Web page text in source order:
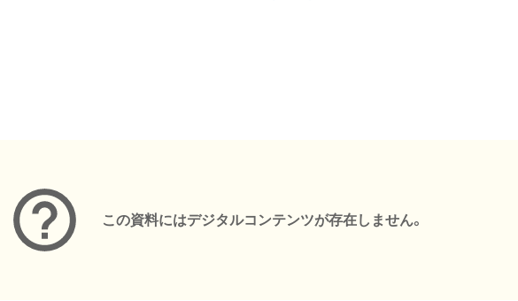
この資料にはデジタルコンテンツが存在しません。